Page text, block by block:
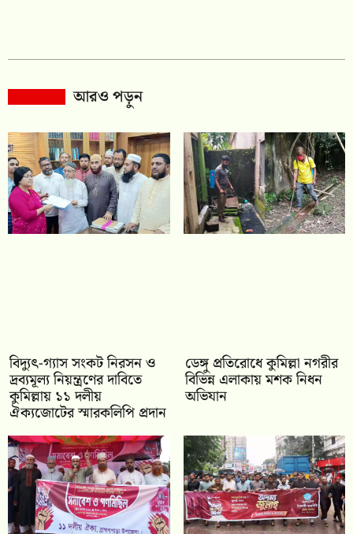
আরও পড়ুন
‎বিদ্যুৎ-গ্যাস সংকট নিরসন ও
দ্রব্যমূল্য নিয়ন্ত্রণের দাবিতে
কুমিল্লায় ১১ দলীয়
ঐক‍্যজোটের স্মারকলিপি প্রদান
ডেঙ্গু প্রতিরোধে কুমিল্লা নগরীর
বিভিন্ন এলাকায় মশক নিধন
অভিযান